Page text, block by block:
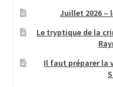
Juillet 2026 –
Le tryptique de la
Il faut préparer la